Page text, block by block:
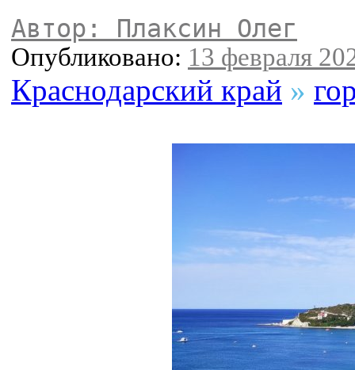
Автор: Плаксин Олег
Опубликовано: 13 февраля
Краснодарский край »